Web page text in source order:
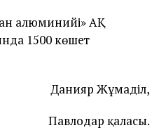
алюминийі» АҚ
1500 көшет
Данияр Жұмаділ,
Павлодар қаласы.